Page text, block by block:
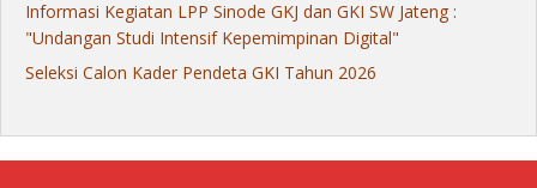
Informasi Kegiatan LPP Sinode GKJ dan GKI SW Jateng :
"Undangan Studi Intensif Kepemimpinan Digital"
Seleksi Calon Kader Pendeta GKI Tahun 2026